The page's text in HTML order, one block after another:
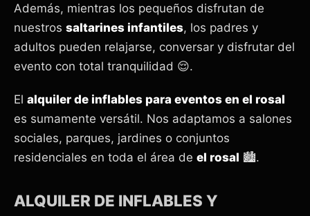
Además, mientras los pequeños disfrutan de
nuestros saltarines infantiles, los padres y
adultos pueden relajarse, conversar y disfrutar del
evento con total tranquilidad 😌.
El alquiler de inflables para eventos en el rosal
es sumamente versátil. Nos adaptamos a salones
sociales, parques, jardines o conjuntos
residenciales en toda el área de el rosal 🏙️.
ALQUILER DE INFLABLES Y